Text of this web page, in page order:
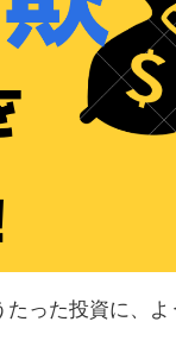
った投資に、